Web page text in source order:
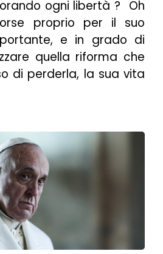
ogni libertà ? Oh
proprio per il suo
e in grado di
quella riforma che
di perderla, la sua vita